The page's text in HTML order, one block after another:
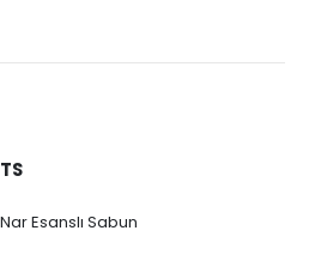
Esanslı Sabun